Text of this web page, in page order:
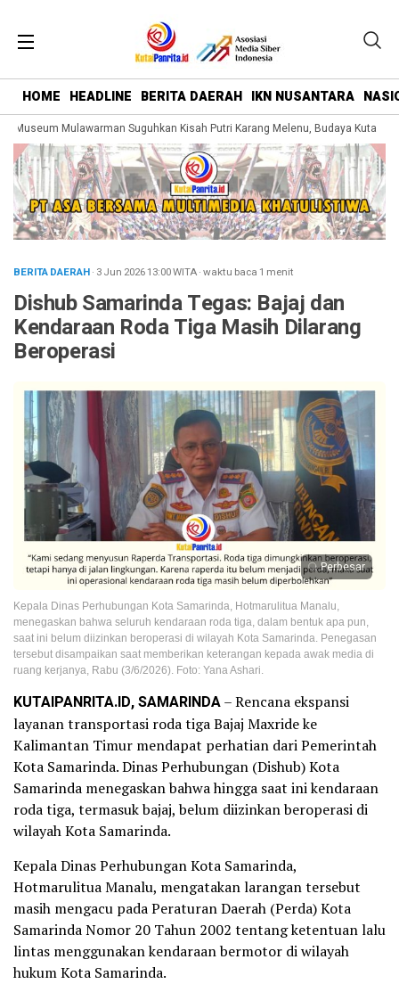
HOME HEADLINE BERITA DAERAH IKN NUSANTARA
Mulawarman Suguhkan Kisah Putri Karang Melenu, Budaya Kutai
BERITA DAERAH· 3 Jun 202613:00WITA·waktu baca 1 menit
Dishub Samarinda Tegas: Bajaj dan
Kendaraan Roda Tiga Masih Dilarang
Beroperasi
Perbesar
Kepala Dinas Perhubungan Kota Samarinda, Hotmarulitua Manalu,
menegaskan bahwa seluruh kendaraan roda tiga, dalam bentuk apa pun,
saat ini belum diizinkan beroperasi di wilayah Kota Samarinda. Penegasan
tersebut disampaikan saat memberikan keterangan kepada awak media di
ruang kerjanya, Rabu (3/6/2026). Foto: Yana Ashari.
KUTAIPANRITA.ID, SAMARINDA– Rencana ekspansi
layanan transportasi roda tiga Bajaj Maxride ke
Kalimantan Timur mendapat perhatian dari Pemerintah
Kota Samarinda. Dinas Perhubungan (Dishub) Kota
Samarinda menegaskan bahwa hingga saat ini kendaraan
roda tiga, termasuk bajaj, belum diizinkan beroperasi di
wilayah Kota Samarinda.
Kepala Dinas Perhubungan Kota Samarinda,
Hotmarulitua Manalu, mengatakan larangan tersebut
masih mengacu pada Peraturan Daerah (Perda) Kota
Samarinda Nomor 20 Tahun 2002 tentang ketentuan lalu
lintas menggunakan kendaraan bermotor di wilayah
hukum Kota Samarinda.